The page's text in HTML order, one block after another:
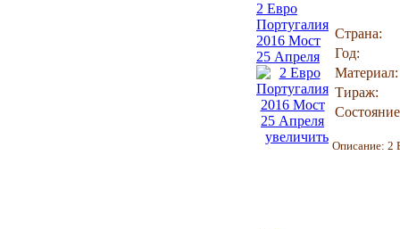
2 Евро
Португалия
2016 Мост
25 Апреля
увеличить
Страна:
Год:
Материал:
Тираж:
Описание: 2